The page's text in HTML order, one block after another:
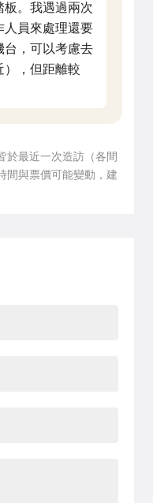
板。我遇過兩次
人員來處理還要
台，可以考慮去
），但距離較
於最近一次造訪（各間
間與票價可能變動，建